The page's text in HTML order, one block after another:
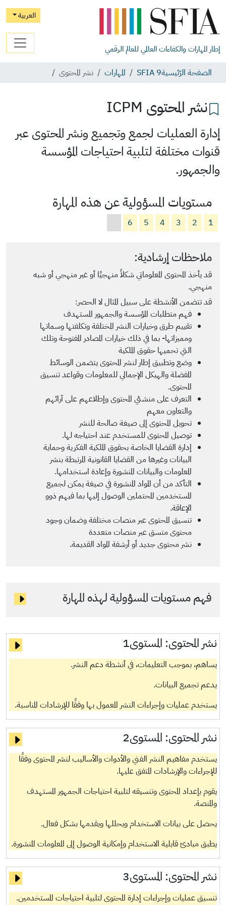
العربية
إطار المهارات والكفاءات العالمي للعالم الرقمي
الصفحة الرّئيسيةSFIA 9 المهارات نشر المحتوى
نشر المحتوى ICPM
إدارة العمليات لجمع وتجميع ونشر المحتوى عبر
قنوات مختلفة لتلبية احتياجات المؤسسة
والجمهور.
مستويات المسؤولية عن هذه المهارة
1
2
3
4
5
6
ملاحظات إرشادية:
قد يأخذ المحتوى المعلوماتي شكلاً منهجيًا أو غير منهجي أو شبه
منهجي.
قد تتضمن الأنشطة على سبيل المثال لا الحصر:
فهم متطلبات المؤسسة والجمهور المستهدف
تقييم طرق وخيارات النشر المختلفة وتكلفتها وسماتها
ومميزاتها- بما في ذلك خيارات المصادر المفتوحة وتلك
التي تحميها حقوق الملكية
وضع وتطبيق إطار لنشر المحتوى يتضمن الوسائط
المفضلة والهيكل الإجمالي للمعلومات وقواعد تنسيق
المحتوى.
التعرف على منشئي المحتوى وإطلاعهم على آرائهم
والتعاون معهم
تحويل المحتوى إلى صيغة صالحة للنشر
توصيل المحتوى للمستخدم عند احتياجه لها.
إدارة القضايا الخاصة بحقوق الملكية الفكرية وحماية
البيانات وغيرها من القضايا القانونية المرتبطة بنشر
المعلومات والبيانات المنشورة وإعادة استخدامها.
التأكد من أن المواد المنشورة في صيغة يمكن لجميع
المستخدمين المحتملين الوصول إليها بما فيهم ذوو
الإعاقة.
تنسيق المحتوى عبر منصات مختلفة وضمان وجود
محتوى متسق عبر منصات متعددة
نشر محتوى جديد أو أرشفة المواد القديمة.
فهم مستويات المسؤولية لهذه المهارة
نشر المحتوى: المستوى1
يساهم، بموجب التعليمات، في أنشطة دعم النشر.
يدعم تجميع البيانات.
يستخدم عمليات وإجراءات النشر المعمول بها وفقًا للإرشادات المناسبة.
نشر المحتوى: المستوى2
يستخدم مفاهيم النشر الفني والأدوات والأساليب لنشر المحتوى وفقًا
للإجراءات والإرشادات المتفق عليها.
يقوم بإعداد المحتوى وتنسيقه لتلبية احتياجات الجمهور المستهدف
والمنصة.
يحصل على بيانات الاستخدام ويحللها ويقدمها بشكل فعال.
يطبق مبادئ قابلية الاستخدام وإمكانية الوصول إلى المعلومات المنشورة.
نشر المحتوى: المستوى3
تنسيق عمليات وإجراءات إدارة المحتوى لتلبية احتياجات المستخدمين.